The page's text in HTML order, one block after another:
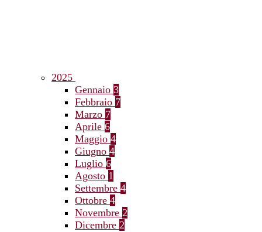
2025
Gennaio 3
Febbraio 7
Marzo 7
Aprile 6
Maggio 4
Giugno 4
Luglio 6
Agosto 1
Settembre 4
Ottobre 4
Novembre 2
Dicembre 2